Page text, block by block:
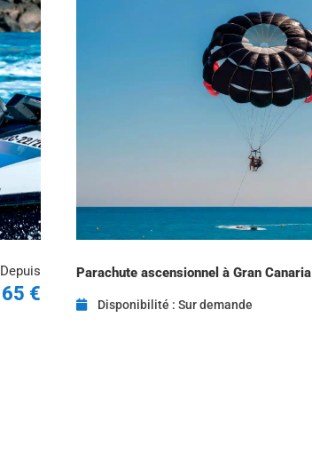
Depuis
65 €
Parachute ascensionnel à Gran Canaria
Disponibilité : Sur demande